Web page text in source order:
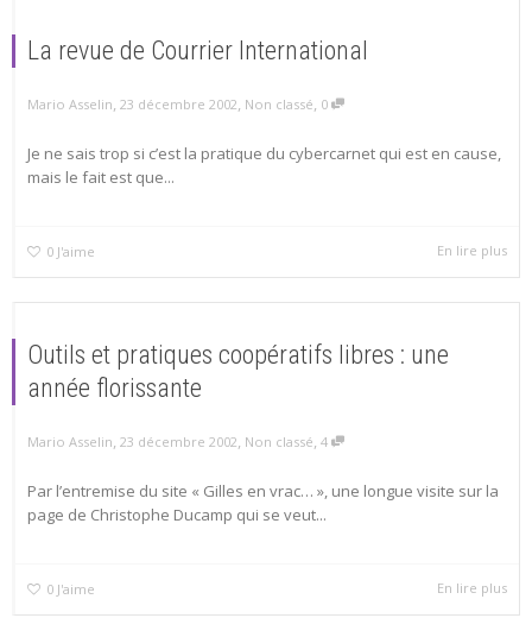
La revue de Courrier International
Mario Asselin, 23 décembre 2002, Non classé, 0
Je ne sais trop si c’est la pratique du cybercarnet qui est en cause,
mais le fait est que...
0 J'aime En lire plus
Outils et pratiques coopératifs libres : une
année florissante
Mario Asselin, 23 décembre 2002, Non classé, 4
Par l’entremise du site « Gilles en vrac… », une longue visite sur la
page de Christophe Ducamp qui se veut...
0 J'aime En lire plus